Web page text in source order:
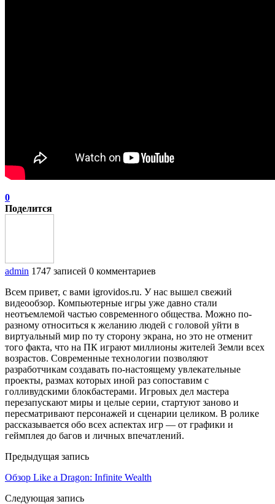
0
Поделится
admin 1747 записей 0 комментариев
Всем привет, с вами igrovidos.ru. У нас вышел свежий
видеообзор. Компьютерные игры уже давно стали
неотъемлемой частью современного общества. Можно по-
разному относиться к желанию людей с головой уйти в
виртуальный мир по ту сторону экрана, но это не отменит
того факта, что на ПК играют миллионы жителей Земли всех
возрастов. Современные технологии позволяют
разработчикам создавать по-настоящему увлекательные
проекты, размах которых иной раз сопоставим с
голливудскими блокбастерами. Игровых дел мастера
перезапускают миры и целые серии, стартуют заново и
пересматривают персонажей и сценарии целиком. В ролике
рассказывается обо всех аспектах игр — от графики и
геймплея до багов и личных впечатлений.
Предыдущая запись
Обзор Like a Dragon: Infinite Wealth
Следующая запись